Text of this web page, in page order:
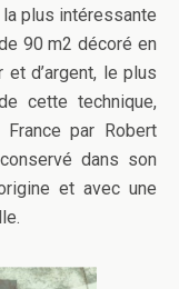
plus intéressante
90 m2 décoré en
d’argent, le plus
cette technique,
par Robert
dans son
et avec une